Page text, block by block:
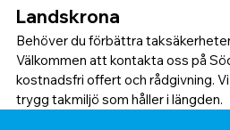
Landskrona
Behöver du förbättra
Välkommen att kontakta oss på
kostnadsfri offert och rådgivning.
trygg takmiljö som håller i längden.